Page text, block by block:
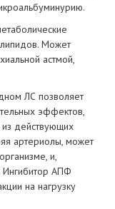
Может
астмой,
ЛС позволяет
эффектов,
действующих
артериолы, может
и,
Ингибитор АПФ
на нагрузку